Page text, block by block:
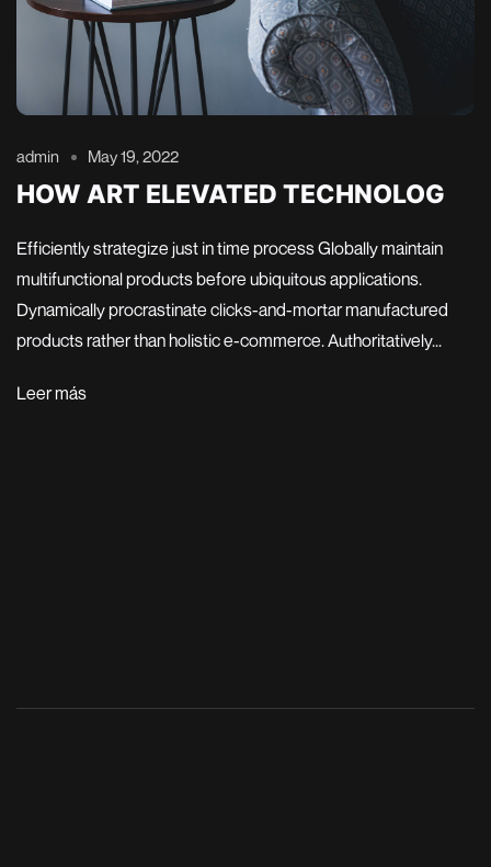
admin May 19, 2022
HOW ART ELEVATED TECHNOLOG
Efficiently strategize just in time process Globally maintain
multifunctional products before ubiquitous applications.
Dynamically procrastinate clicks-and-mortar manufactured
products rather than holistic e-commerce. Authoritatively...
Leer más